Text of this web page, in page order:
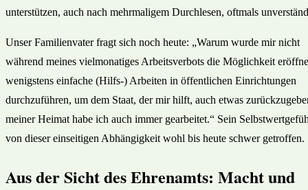
unterstützen, auch nach mehrmaligem Durchlesen, oftmals
Unser Familienvater fragt sich noch heute: „Warum wurde mir nicht
während meines vielmonatiges Arbeitsverbots die Möglichkeit
wenigstens einfache (Hilfs-) Arbeiten in öffentlichen Einrichtungen
durchzuführen, um dem Staat, der mir hilft, auch etwas
meiner Heimat habe ich auch immer gearbeitet.“ Sein
von dieser einseitigen Abhängigkeit wohl bis heute schwer getroffen.
Aus der Sicht des Ehrenamts: Macht und